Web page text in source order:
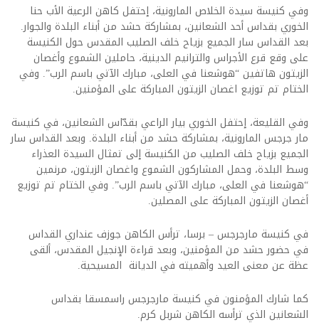
وفي كنيسة سيدة الخلاص المارونية، إحتفل كاهن الرعية الأب حنا
الخوري بقداس أحد الشعانين، بمشاركة حشد من أبناء البلدة والجوار.
بعد القداس سار الجميع بزياح خلف الصليب المقدس حول الكنيسة
على وقع قرع الأجراس والترانيم الدينية، حاملين الشموع وأغصان
الزيتون هاتفين “هوشعنا في العلى، مبارك الآتي باسم الرب”. وفي
الختام تم توزيع اغصان الزيتون المباركة على المؤمنين.
وفي القليعة، إحتفل الخوري بيار الراعي بقدّاس الشعانين، في كنيسة
مار جرجس المارونية، بمشاركة حشد من أبناء البلدة. وبعد القداس سار
الجميع بزياح خلف الصليب من الكنيسة إلى تمثال السيدة العذراء
وسط البلدة، وحمل المشاركون الشموع واغصان الزيتون، مرنمين
“هوشعنا في العلى، مبارك الآتي باسم الرب”. وفي الختام تم توزيع
أغصان الزيتون المباركة على المصلين.
في كنيسة مارجرجس – برسا، ترأس الكاهن جوزف عنداري القداس
في حضور حشد من المؤمنين، وبعد قراءة الإنجيل المقدس، ألقى
عظة عن معنى العيد وأهميته في الديانة المسيحية.
كما شارك المؤمنون في كنيسة مارجرجس راسمسقا بقداس
الشعانين الذي ترأسه الكاهن شربل كرم.